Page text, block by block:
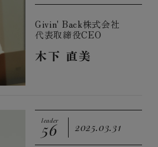
Givin' Back株式会社
代表取締役CEO
木下 直美
leader
56 2025.03.31